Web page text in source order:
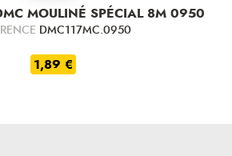
MOULINÉ SPÉCIAL 8M 0950
DMC117MC.0950
1,89 €